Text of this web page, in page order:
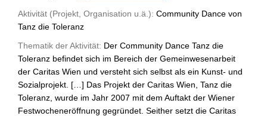
Aktivität (Projekt, Organisation u.ä.): Community Dance von
Tanz die Toleranz
Thematik der Aktivität: Der Community Dance Tanz die
Toleranz befindet sich im Bereich der Gemeinwesenarbeit
der Caritas Wien und versteht sich selbst als ein Kunst- und
Sozialprojekt. […] Das Projekt der Caritas Wien, Tanz die
Toleranz, wurde im Jahr 2007 mit dem Auftakt der Wiener
Festwocheneröffnung gegründet. Seither setzt die Caritas